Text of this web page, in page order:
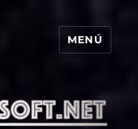
MENÚ